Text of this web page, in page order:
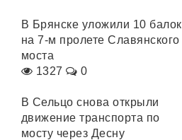
В Брянске уложили 10 балок
на 7-м пролете Славянского
моста
1327
0
В Сельцо снова открыли
движение транспорта по
мосту через Десну